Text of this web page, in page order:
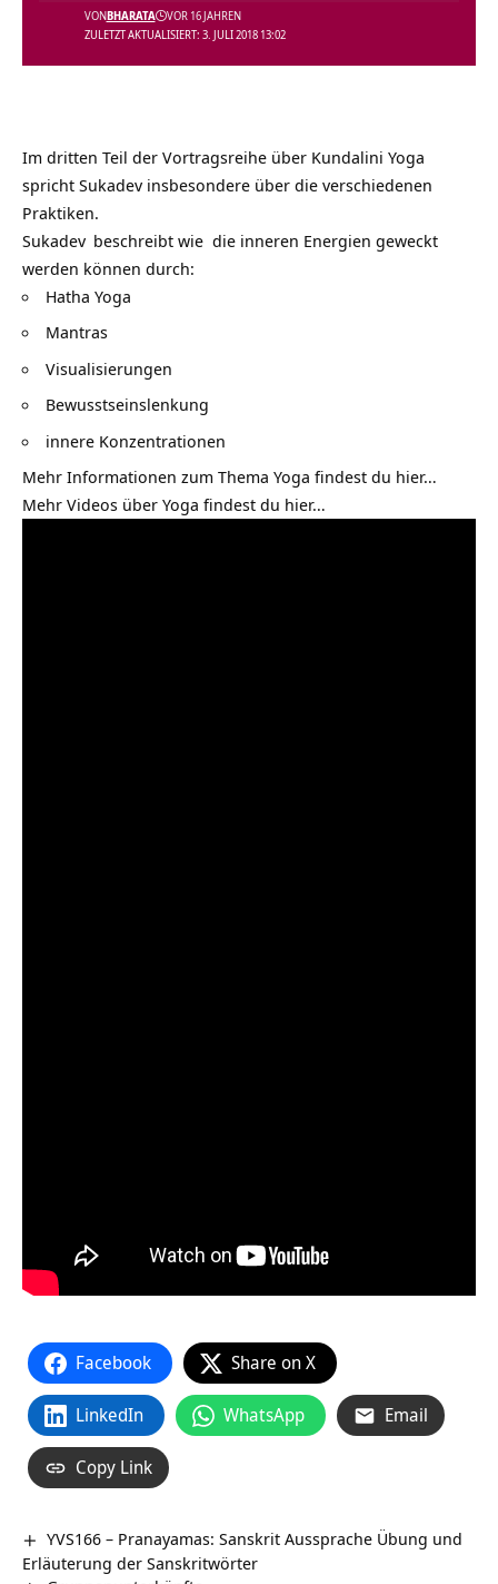
ZULETZT AKTUALISIERT: 3. JULI 2018 13:02
VONBHARATA VOR 16 JAHREN
Im dritten Teil der Vortragsreihe über Kundalini Yoga
spricht Sukadev insbesondere über die verschiedenen
Praktiken.
Sukadev beschreibt wie die inneren Energien geweckt
werden können durch:
Hatha Yoga
Mantras
Visualisierungen
Bewusstseinslenkung
innere Konzentrationen
Mehr Informationen zum Thema Yoga findest du hier…
Mehr Videos über Yoga findest du hier…
Facebook Share on X
LinkedIn WhatsApp Email
Copy Link
YVS166 – Pranayamas: Sanskrit Aussprache Übung und
Erläuterung der Sanskritwörter